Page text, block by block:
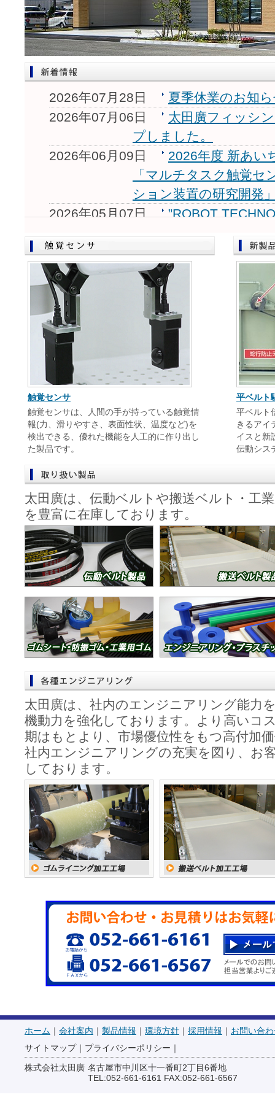
2026年07月28日
夏季休業のお知
2026年07月06日
太田廣フィッシ
プしました。
2026年06月09日
2026年度 新あい
「マルチタスク触覚セ
ション装置の研究開発
2026年05月07日
”ROBOT
2026年05月01日
”AXIA EXPO
展2026(6/3-5)”に出展
2026年04月13日
太田廣フィッシ
プしました。
2025年12月18日
年末年始休業の
2025年12月01日
太田廣フィッシ
プしました。
2025年10月23日
太田廣フィッシ
プしました。
2025年08月28日
太田廣フィッシ
プしました。
2025年07月28日
太田廣フィッシ
プしました。
2025年06月01日
展示会のお知ら
展2025”に出展致します
①協働ロボットを使用
示
②リサイクルガラス繊
ター用フィラメント展
③PRUSA RESEARCH
「PRUSA XL」デモ展示
2025年05月07日
番地15｣へ移転しまし
2025年04月25日
ＧＷ休業のお知
2025年04月05日
太田廣フィッシ
プしました。
2025年03月16日
プしました。
2025年03月01日
サイクリングク
した。
2024年12月23日
年末年始休業の
2024年09月30日
群馬営業所を｢群
2024年09月30日
サイクリングク
した。
2024年09月24日
展示会のお知ら
テックス展に出展致し
①協働ロボット x-Arm6
②リサイクルガラス繊
ター用フィラメント展
③PRUSA RESEARCH
「PRUSA XL」デモ展示
触覚センサ
触覚センサは、人間の手が持っている触覚情
報(力、滑りやすさ、表面性状、温度など)を
検出できる、優れた機能を人工的に作り出し
た製品です。
平ベルト
平ベルト
きるアイ
イスと新
伝動シス
太田廣は、伝動ベルトや搬送ベルト・工
を豊富に在庫しております。
太田廣は、社内のエンジニアリング能力
機動力を強化しております。より高いコ
期はもとより、市場優位性をもつ高付加
社内エンジニアリングの充実を図り、お
しております。
ホーム 会社案内 製品情報 環境方針 採用情報
お問い合
サイトマップ
プライバシーポリシー
株式会社太田廣 名古屋市中川区十一番町2丁目6番地
TEL:052-661-6161 FAX:052-661-6567